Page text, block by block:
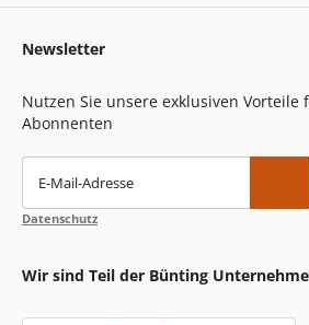
Newsletter
Nutzen Sie unsere exklusiven Vorteile
Abonnenten
E-Mail-Adresse
Datenschutz
Wir sind Teil der Bünting